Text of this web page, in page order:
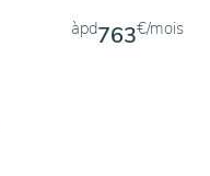
àpd763€/mois